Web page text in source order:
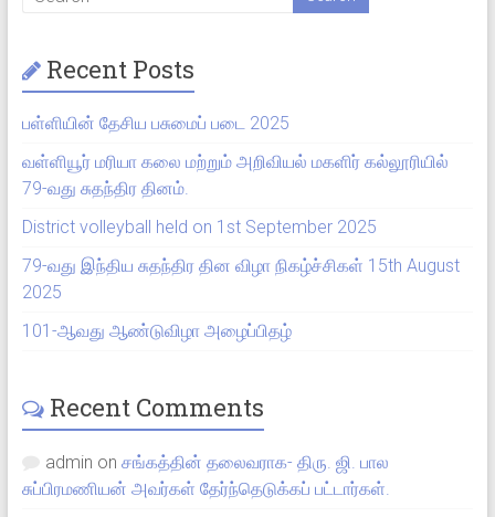
Recent Posts
பள்ளியின் தேசிய பசுமைப் படை 2025
வள்ளியூர் மரியா கலை மற்றும் அறிவியல் மகளிர் கல்லூரியில்
79-வது சுதந்திர தினம்.
District volleyball held on 1st September 2025
79-வது இந்திய சுதந்திர தின விழா நிகழ்ச்சிகள் 15th August
2025
101-ஆவது ஆண்டுவிழா அழைப்பிதழ்
Recent Comments
admin on சங்கத்தின் தலைவராக- திரு. ஜி. பால
சுப்பிரமணியன் அவர்கள் தேர்ந்தெடுக்கப் பட்டார்கள்.